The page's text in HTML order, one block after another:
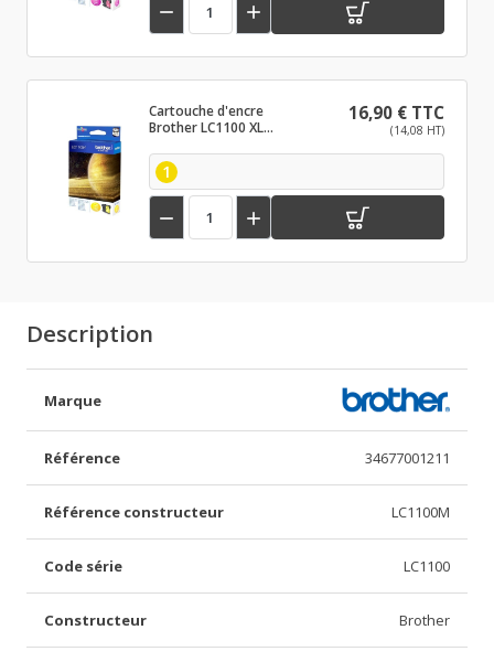
 
Cartouche d'encre
Brother LC1100 XL
16,90 € TTC
(14,08 HT)
1
 
Description
Marque
Référence 34677001211
Référence constructeur LC1100M
Code série LC1100
Constructeur Brother